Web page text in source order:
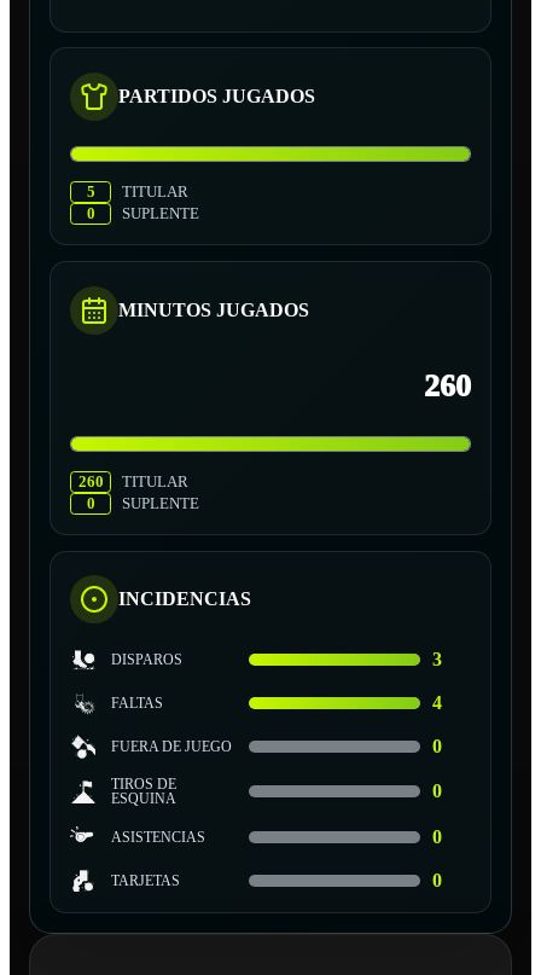
PARTIDOS JUGADOS
5
TITULAR
0
SUPLENTE
MINUTOS JUGADOS
260
260
TITULAR
0
SUPLENTE
INCIDENCIAS
DISPAROS 3
FALTAS 4
FUERA DE JUEGO 0
TIROS DE
ESQUINA
0
ASISTENCIAS 0
TARJETAS 0